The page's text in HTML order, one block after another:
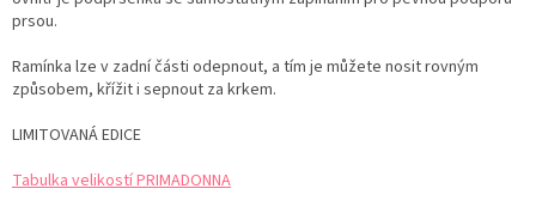
prsou.
Ramínka lze v zadní části odepnout, a tím je můžete nosit rovným
způsobem, křížit i sepnout za krkem.
LIMITOVANÁ EDICE
Tabulka velikostí PRIMADONNA